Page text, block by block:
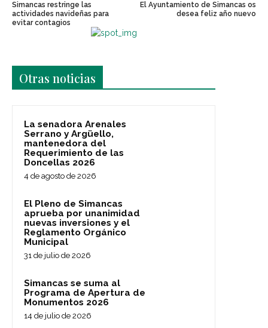
Simancas restringe las
actividades navideñas para
evitar contagios
El Ayuntamiento de Simancas os
desea feliz año nuevo
Otras noticias
La senadora Arenales
Serrano y Argüello,
mantenedora del
Requerimiento de las
Doncellas 2026
4 de agosto de 2026
El Pleno de Simancas
aprueba por unanimidad
nuevas inversiones y el
Reglamento Orgánico
Municipal
31 de julio de 2026
Simancas se suma al
Programa de Apertura de
Monumentos 2026
14 de julio de 2026